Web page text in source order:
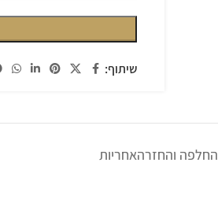
שיתוף:
החלפה והחזרהאחריות